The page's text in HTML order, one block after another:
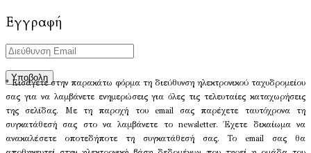
Εγγραφή
* Εισάγετε στην παρακάτω φόρμα τη διεύθυνση ηλεκτρονικού ταχυδρομείου
σας για να λαμβάνετε ενημερώσεις για όλες τις τελευταίες καταχωρήσεις
της σελίδας. Με τη παροχή του email σας παρέχετε ταυτόχρονα τη
συγκατάθεσή σας στο να λαμβάνετε το newsletter. Έχετε δικαίωμα να
ανακαλέσετε οποτεδήποτε τη συγκατάθεσή σας. Το email σας θα